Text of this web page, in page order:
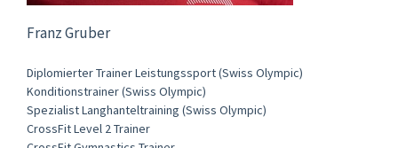
Franz Gruber
Diplomierter Trainer Leistungssport (Swiss Olympic)
Konditionstrainer (Swiss Olympic)
Spezialist Langhanteltraining (Swiss Olympic)
CrossFit Level 2 Trainer